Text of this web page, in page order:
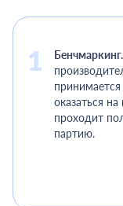
Бенчмаркинг.
оказаться
проходит
партию.